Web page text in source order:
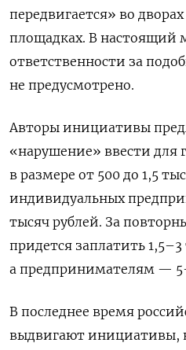
передвигается» во
площадках. В настоящий
ответственности за
не предусмотрено.
Авторы инициативы
«нарушение» ввести для
в размере от 500 до 1,5
индивидуальных
тысяч рублей. За
придется заплатить
а предпринимателям —
В последнее время
выдвигают инициативы,